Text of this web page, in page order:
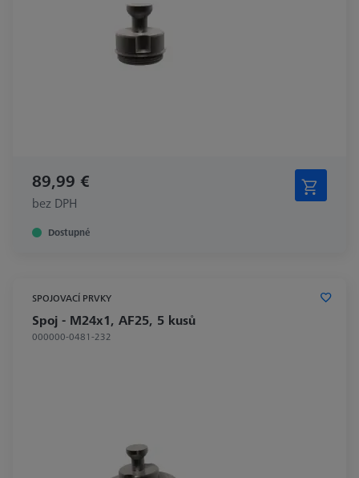
89,99 €
bez DPH
Dostupné
SPOJOVACÍ PRVKY
Spoj - M24x1, AF25, 5 kusů
000000-0481-232